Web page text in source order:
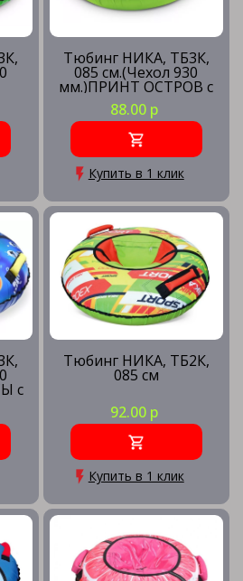
Тюбинг НИКА, ТБ3К,
085 см.(Чехол 930
мм.)ПРИНТ ОСТРОВ с
камерой,
инд.упаковка
88.00 р
Купить в 1 клик
с
Тюбинг НИКА, ТБ2К,
085 см
92.00 р
Купить в 1 клик